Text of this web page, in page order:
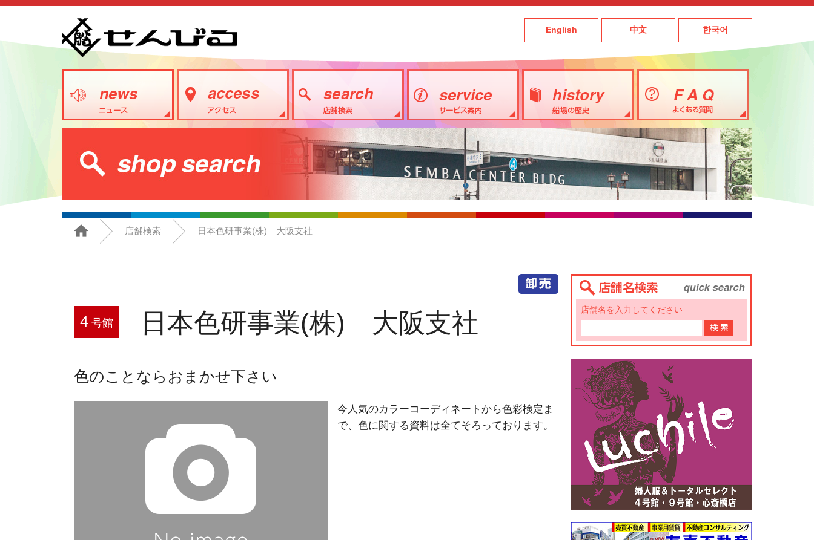
English 中文 한국어
店舗検索 日本色研事業(株) 大阪支社
4 号館 日本色研事業(株) 大阪支社
色のことならおまかせ下さい
今人気のカラーコーディネートから色彩検定ま
で、色に関する資料は全てそろっております。
店舗名を入力してください